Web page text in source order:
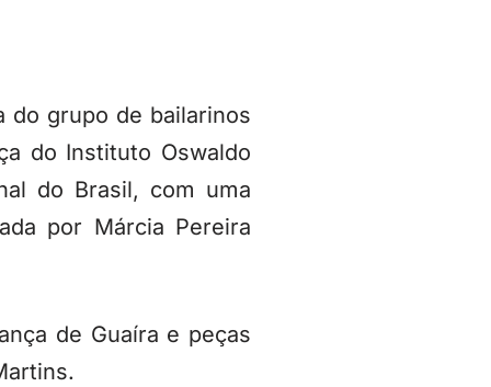
do grupo de bailarinos
do Instituto Oswaldo
do Brasil, com uma
por Márcia Pereira
de Guaíra e peças